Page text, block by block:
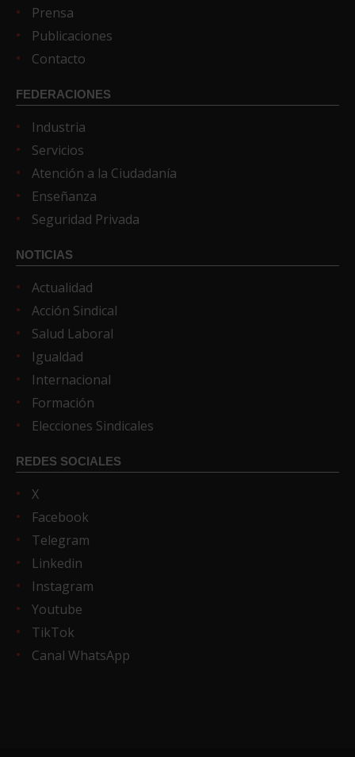
Prensa
Publicaciones
Contacto
FEDERACIONES
Industria
Servicios
Atención a la Ciudadanía
Enseñanza
Seguridad Privada
NOTICIAS
Actualidad
Acción Sindical
Salud Laboral
Igualdad
Internacional
Formación
Elecciones Sindicales
REDES SOCIALES
X
Facebook
Telegram
Linkedin
Instagram
Youtube
TikTok
Canal WhatsApp